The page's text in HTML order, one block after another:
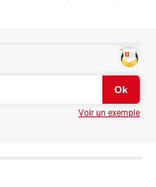
Voir un exemple